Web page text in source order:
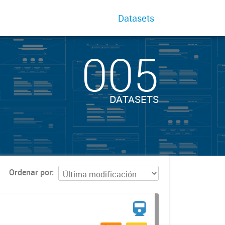
Datasets
005
DATASETS
Ordenar por